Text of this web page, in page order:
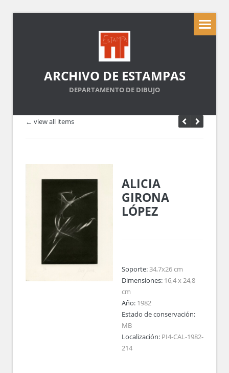
ARCHIVO DE ESTAMPAS
DEPARTAMENTO DE DIBUJO
← view all items
ALICIA
GIRONA
LÓPEZ
Soporte:34,7x26 cm
Dimensiones: 16,4 x 24,8
cm
Año: 1982
Estado de conservación:
MB
Localización: PI4-CAL-1982-
214